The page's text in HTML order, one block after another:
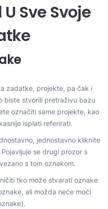
Sve Svoje
zadatke, projekte, pa čak i
biste stvorili pretraživu bazu
označiti same projekte, kao
isplati referirati.
jednostavno kliknite
se drugi prozor s
s tom oznakom.
tko može stvarati oznake
ali možda neće moći